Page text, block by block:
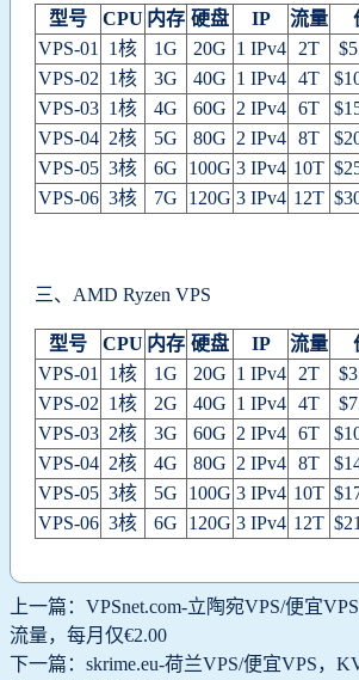
型号 CPU 内存 硬盘 IP 流量
VPS-01
1核 1G 20G 1 IPv4 2T
VPS-02 1核 3G 40G 1 IPv4 4T
VPS-03 1核 4G 60G 2 IPv4 6T
VPS-04 2核 5G 80G 2 IPv4 8T
VPS-05 3核 6G 100G 3 IPv4 10T
VPS-06 3核 7G 120G 3 IPv4 12T
三、AMD Ryzen VPS
型号 CPU 内存 硬盘 IP 流量
VPS-01
1核 1G 20G 1 IPv4 2T
VPS-02 1核 2G 40G 1 IPv4 4T
VPS-03 2核 3G 60G 2 IPv4 6T
VPS-04 2核 4G 80G 2 IPv4 8T
VPS-05 3核 5G 100G 3 IPv4 10T
VPS-06 3核 6G 120G 3 IPv4 12T
上一篇：VPSnet.com-立陶宛VPS/便宜
流量，每月仅€2.00
下一篇：skrime.eu-荷兰VPS/便宜VPS，